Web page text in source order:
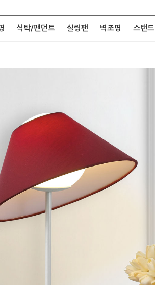
식탁/팬던트 실링팬 벽조명 스탠드